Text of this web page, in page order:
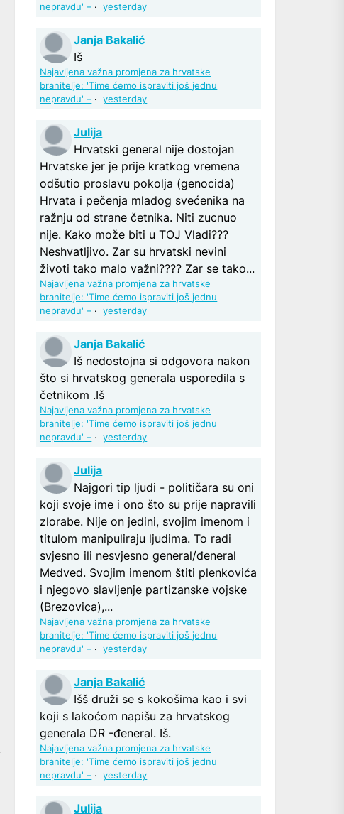
nepravdu' – ·yesterday
Janja Bakalić
Iš
Najavljena važna promjena za hrvatske
branitelje: 'Time ćemo ispraviti još jednu
nepravdu' – ·yesterday
Julija
Hrvatski general nije dostojan
Hrvatske jer je prije kratkog vremena
odšutio proslavu pokolja (genocida)
Hrvata i pečenja mladog svećenika na
ražnju od strane četnika. Niti zucnuo
nije. Kako može biti u TOJ Vladi???
Neshvatljivo. Zar su hrvatski nevini
životi tako malo važni???? Zar se tako...
Najavljena važna promjena za hrvatske
branitelje: 'Time ćemo ispraviti još jednu
nepravdu' – ·yesterday
Janja Bakalić
Iš nedostojna si odgovora nakon
što si hrvatskog generala usporedila s
četnikom .Iš
Najavljena važna promjena za hrvatske
branitelje: 'Time ćemo ispraviti još jednu
nepravdu' – ·yesterday
Julija
Najgori tip ljudi - političara su oni
koji svoje ime i ono što su prije napravili
zlorabe. Nije on jedini, svojim imenom i
titulom manipuliraju ljudima. To radi
svjesno ili nesvjesno general/đeneral
Medved. Svojim imenom štiti plenkovića
i njegovo slavljenje partizanske vojske
(Brezovica),...
Najavljena važna promjena za hrvatske
branitelje: 'Time ćemo ispraviti još jednu
nepravdu' – ·yesterday
Janja Bakalić
Išš druži se s kokošima kao i svi
koji s lakoćom napišu za hrvatskog
generala DR -đeneral. Iš.
Najavljena važna promjena za hrvatske
branitelje: 'Time ćemo ispraviti još jednu
nepravdu' – ·yesterday
Julija